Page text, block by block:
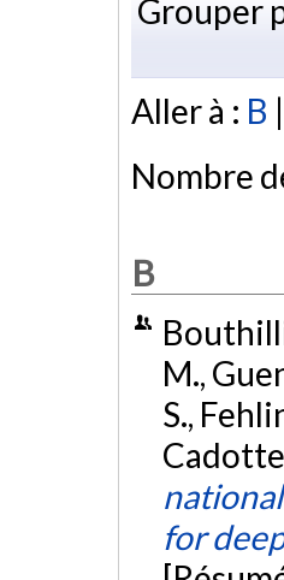
Grouper
Aller à : B |
Nombre
B
M.,
S.,
for